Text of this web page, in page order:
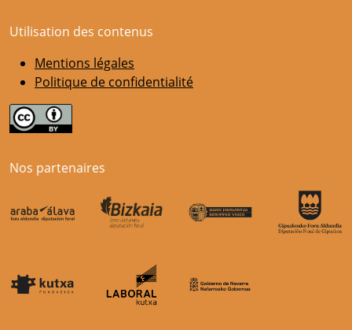
Utilisation des contenus
Mentions légales
Politique de confidentialité
Nos partenaires